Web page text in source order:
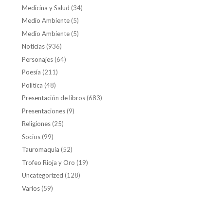
Medicina y Salud (34)
Medio Ambiente(5)
Medio Ambiente(5)
Noticias(936)
Personajes(64)
Poesía (211)
Política (48)
Presentación de libros(683)
Presentaciones(9)
Religiones(25)
Socios(99)
Tauromaquia (52)
Trofeo Rioja y Oro (19)
Uncategorized (128)
Varios(59)